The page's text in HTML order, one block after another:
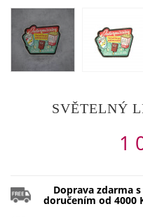
SVĚTELNÝ
1
Doprava zdarma s
doručením od 4000